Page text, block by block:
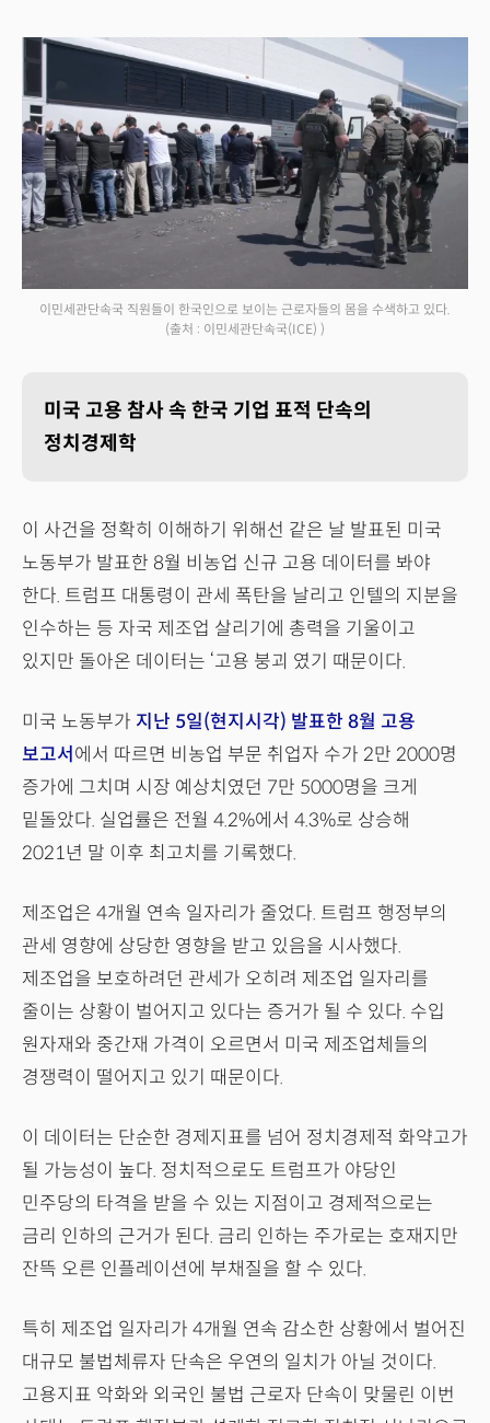
이민세관단속국 직원들이 한국인으로 보이는 근로자들의 몸을 수색하고 있다.
(출처 : 이민세관단속국(ICE) )
미국 고용 참사 속 한국 기업 표적 단속의
정치경제학
이 사건을 정확히 이해하기 위해선 같은 날 발표된 미국
노동부가 발표한 8월 비농업 신규 고용 데이터를 봐야
한다. 트럼프 대통령이 관세 폭탄을 날리고 인텔의 지분을
인수하는 등 자국 제조업 살리기에 총력을 기울이고
있지만 돌아온 데이터는 ‘고용 붕괴 였기 때문이다.
미국 노동부가 지난 5일(현지시각) 발표한 8월 고용
보고서 에서 따르면 비농업 부문 취업자 수가 2만 2000명
증가에 그치며 시장 예상치였던 7만 5000명을 크게
밑돌았다. 실업률은 전월 4.2%에서 4.3%로 상승해
2021년 말 이후 최고치를 기록했다.
제조업은 4개월 연속 일자리가 줄었다. 트럼프 행정부의
관세 영향에 상당한 영향을 받고 있음을 시사했다.
제조업을 보호하려던 관세가 오히려 제조업 일자리를
줄이는 상황이 벌어지고 있다는 증거가 될 수 있다. 수입
원자재와 중간재 가격이 오르면서 미국 제조업체들의
경쟁력이 떨어지고 있기 때문이다.
이 데이터는 단순한 경제지표를 넘어 정치경제적 화약고가
될 가능성이 높다. 정치적으로도 트럼프가 야당인
민주당의 타격을 받을 수 있는 지점이고 경제적으로는
금리 인하의 근거가 된다. 금리 인하는 주가로는 호재지만
잔뜩 오른 인플레이션에 부채질을 할 수 있다.
특히 제조업 일자리가 4개월 연속 감소한 상황에서 벌어진
대규모 불법체류자 단속은 우연의 일치가 아닐 것이다.
고용지표 악화와 외국인 불법 근로자 단속이 맞물린 이번